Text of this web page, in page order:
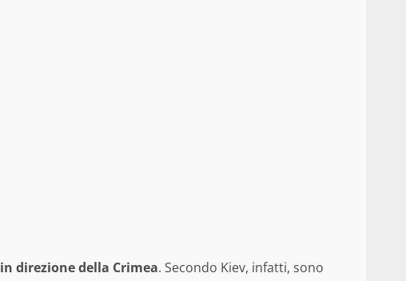
in direzione della Crimea. Secondo Kiev, infatti, sono